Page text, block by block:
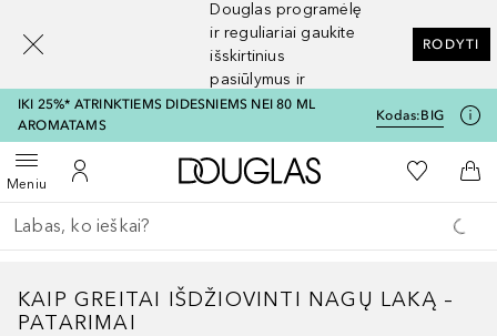
Douglas programėlę
ir reguliariai gaukite
išskirtinius
pasiūlymus ir
nuolaidas
RODYTI
IKI 25%* ATRINKTIEMS DIDESNIEMS NEI 80 ML
AROMATAMS
Kodas:BIG
MeniuAtidaryti meniuĮ mano paskyrą
Į Douglas pagrindinį
Į mano
Į
Grįžk atgal
Vykdykite paiešką
KAIP GREITAI IŠDŽIOVINTI NAGŲ LAKĄ –
PATARIMAI
[navigation.slideout.screenreader]